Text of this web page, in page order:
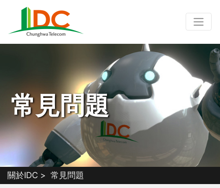
常見問題
關於IDC 常見問題